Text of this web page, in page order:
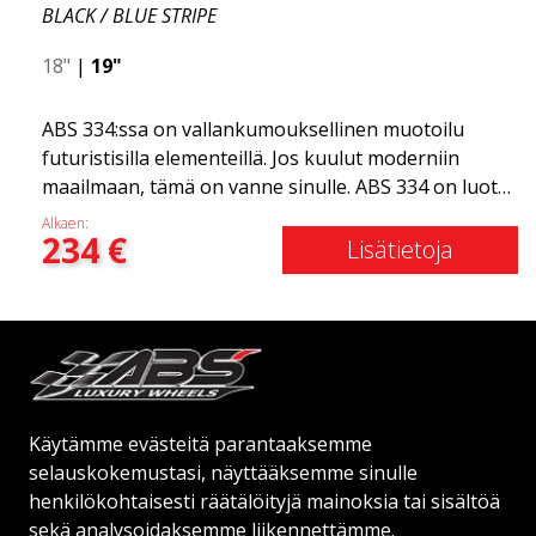
Käytämme evästeitä parantaaksemme
selauskokemustasi, näyttääksemme sinulle
henkilökohtaisesti räätälöityjä mainoksia tai sisältöä
sekä analysoidaksemme liikennettämme.
BLACK / BLUE STRIPE
18" | 19"
ABS 334:ssa on vallankumouksellinen muotoilu
futuristisilla elementeillä. Jos kuulut moderniin
maailmaan, tämä on vanne sinulle. ABS 334 on luotu
futuristisella muotoilulla yhdistettynä kilpa- ja
moderniin teknologiaan. Vanne valmistettiin
alkuvuodesta 2020 ylittämään odotuksesi
pyörienkierrätysmuotoilun ja tyylikkäiden Y-puolien
ansiosta reunan ympärillä. Keskeiset asiat, jotka on
automalleille (kaikki suositut mallit).
Monirakenteinen suunnittelu tarjoaa kevyemmän
painon verrattuna perinteisiin vanteisiin. Korroosio-
Alkaen:
234€ Lisätietoja